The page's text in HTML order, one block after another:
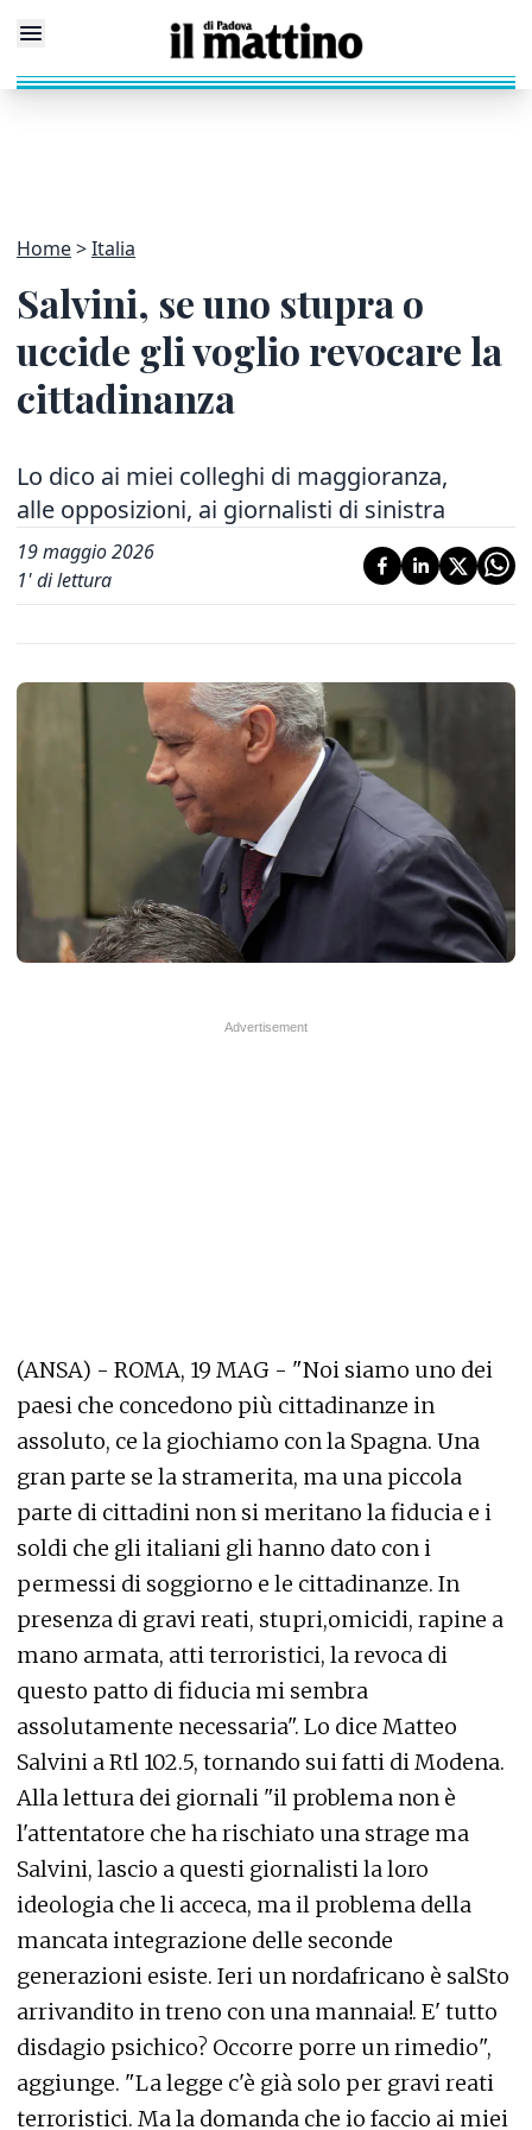
Home Italia
Salvini, se uno stupra o
uccide gli voglio revocare la
cittadinanza
Lo dico ai miei colleghi di maggioranza,
alle opposizioni, ai giornalisti di sinistra
19 maggio 2026
1' di lettura
(ANSA) - ROMA, 19 MAG - "Noi siamo uno dei
paesi che concedono più cittadinanze in
assoluto, ce la giochiamo con la Spagna. Una
gran parte se la stramerita, ma una piccola
parte di cittadini non si meritano la fiducia e i
soldi che gli italiani gli hanno dato con i
permessi di soggiorno e le cittadinanze. In
presenza di gravi reati, stupri,omicidi, rapine a
mano armata, atti terroristici, la revoca di
questo patto di fiducia mi sembra
assolutamente necessaria". Lo dice Matteo
Salvini a Rtl 102.5, tornando sui fatti di Modena.
Alla lettura dei giornali "il problema non è
l'attentatore che ha rischiato una strage ma
Salvini, lascio a questi giornalisti la loro
ideologia che li acceca, ma il problema della
mancata integrazione delle seconde
generazioni esiste. Ieri un nordafricano è salSto
arrivandito in treno con una mannaia!. E' tutto
disdagio psichico? Occorre porre un rimedio",
aggiunge. "La legge c'è già solo per gravi reati
terroristici. Ma la domanda che io faccio ai miei